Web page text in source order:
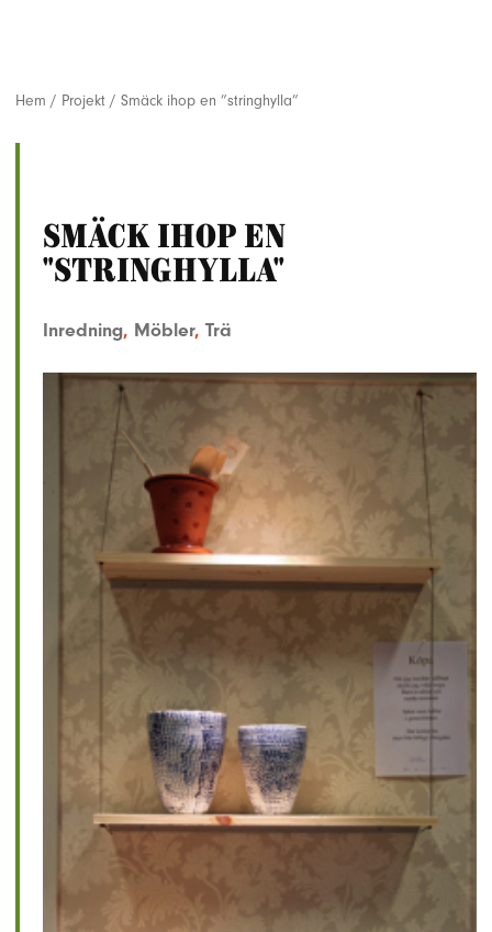
Hem / Projekt / Smäck ihop en ”stringhylla”
Smäck ihop en
"stringhylla"
Inredning, Möbler, Trä